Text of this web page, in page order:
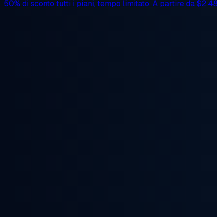
50% di sconto tutti i piani, tempo limitato. A partire da